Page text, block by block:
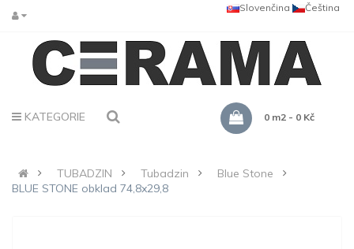
Čeština
Slovenčina
KATEGORIE 0 m2 - 0 Kč
TUBADZIN Tubadzin
Blue Stone
BLUE STONE obklad 74,8x29,8